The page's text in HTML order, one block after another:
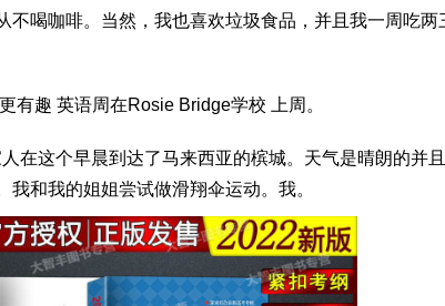
不喝咖啡。当然，我也喜欢垃圾食品，并且我一周吃两
有趣 英语周在Rosie Bridge学校 上周。
在这个早晨到达了马来西亚的槟城。天气是晴朗的并
和我的姐姐尝试做滑翔伞运动。我。